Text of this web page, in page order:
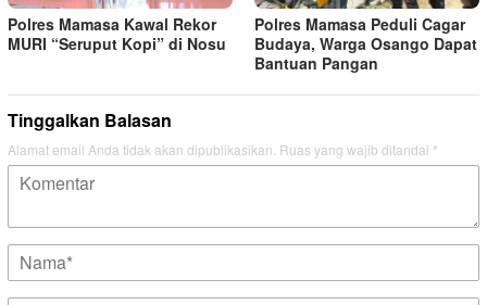
Polres Mamasa Kawal Rekor
MURI “Seruput Kopi” di Nosu
Polres Mamasa Peduli Cagar
Budaya, Warga Osango Dapat
Bantuan Pangan
Tinggalkan Balasan
Alamat email Anda tidak akan dipublikasikan. Ruas yang wajib ditandai *